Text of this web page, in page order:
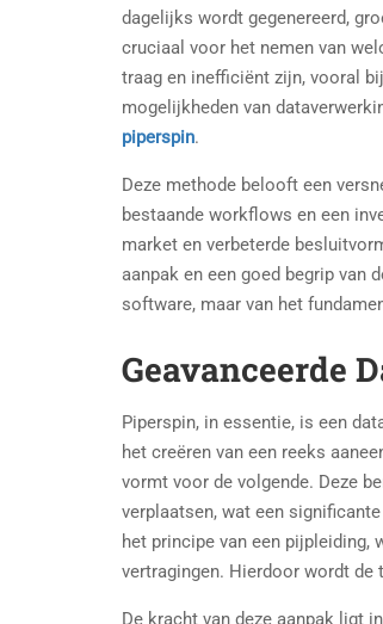
dagelijks wordt gegenereerd,
cruciaal voor het nemen van
traag en inefficiënt zijn, vooral
mogelijkheden van
piperspin.
Deze methode belooft een
bestaande workflows en een
market en verbeterde
aanpak en een goed begrip van
software, maar van het
Geavanceerde
Piperspin, in essentie, is een
het creëren van een reeks
vormt voor de volgende. Deze
verplaatsen, wat een
het principe van een pijpleiding,
vertragingen. Hierdoor wordt de
De kracht van deze aanpak ligt